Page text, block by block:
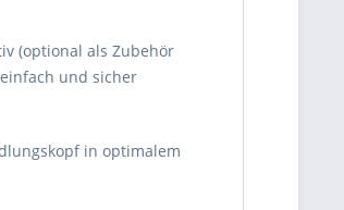
(optional als Zubehör
und sicher
in optimalem